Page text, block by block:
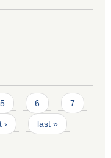
5 6 7
› last »